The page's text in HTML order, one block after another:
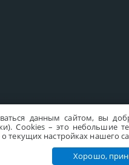
данным сайтом, вы
Сookies – это небольшие
текущих настройках нашего
Хорошо,